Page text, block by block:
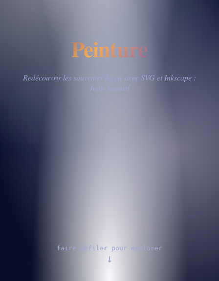
Peinture
Redécouvrir les souvenirs de vie avec SVG et Inkscape :
John Samuel
faire défiler pour explorer